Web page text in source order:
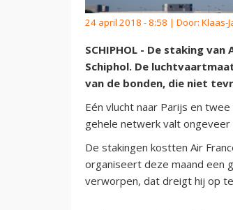
24 april 2018 - 8:58 | Door: Klaas-
SCHIPHOL - De staking
Schiphol. De
van de bonden, die niet
Eén vlucht naar Parijs en
gehele netwerk valt ongeveer
De stakingen kostten Air
organiseert deze maand een
verworpen, dat dreigt hij op